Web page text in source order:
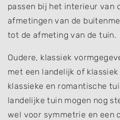
passen bij het interieur van
afmetingen van de
tot de afmeting van de tuin.
Oudere, klassiek
met een landelijk of
klassieke en romantische
landelijke tuin mogen nog
wel voor symmetrie en een